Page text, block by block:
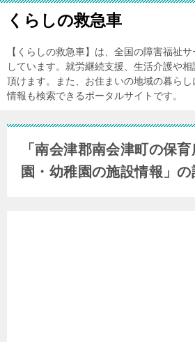
くらしの救急車
【くらしの救急車】は、全国の障害福祉
しています。就労継続支援、生活介護や
頂けます。また、お住まいの地域の暮ら
情報も検索できるポータルサイトです。
「南会津郡南会津町の保
園・幼稚園の施設情報」